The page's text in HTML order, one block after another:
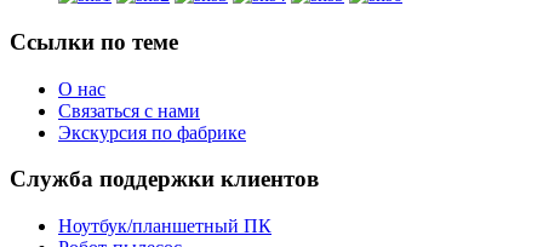
Ссылки по теме
О нас
Связаться с нами
Экскурсия по фабрике
Служба поддержки клиентов
Ноутбук/планшетный ПК